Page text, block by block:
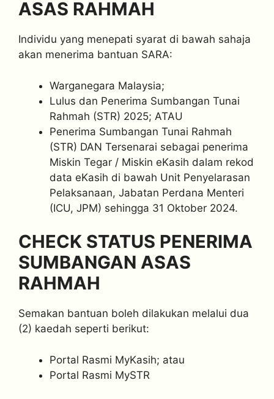
ASAS RAHMAH
Individu yang menepati syarat di bawah sahaja
akan menerima bantuan SARA:
Warganegara Malaysia;
Lulus dan Penerima Sumbangan Tunai
Rahmah (STR) 2025; ATAU
Penerima Sumbangan Tunai Rahmah
(STR) DAN Tersenarai sebagai penerima
Miskin Tegar / Miskin eKasih dalam rekod
data eKasih di bawah Unit Penyelarasan
Pelaksanaan, Jabatan Perdana Menteri
(ICU, JPM) sehingga 31 Oktober 2024.
CHECK STATUS PENERIMA
SUMBANGAN ASAS
RAHMAH
Semakan bantuan boleh dilakukan melalui dua
(2) kaedah seperti berikut:
Portal Rasmi MyKasih; atau
Portal Rasmi MySTR